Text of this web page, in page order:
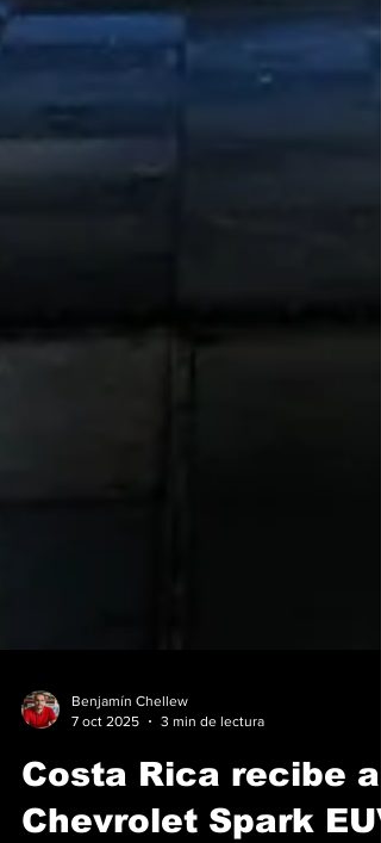
Benjamín Chellew
7 oct 2025
3 min de lectura
Costa Rica recibe al